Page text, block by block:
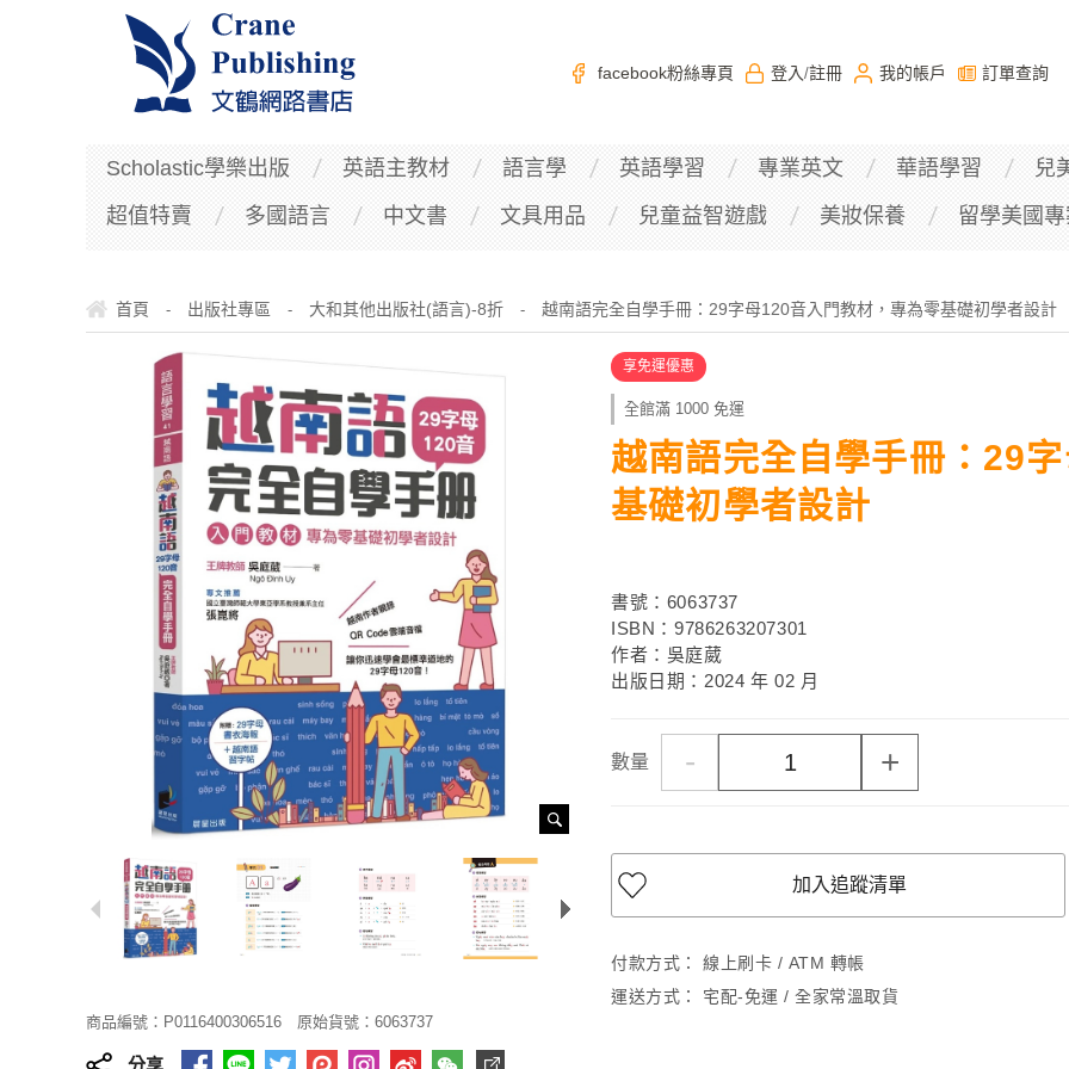
facebook粉絲專頁 登入 /註冊 我的帳戶 訂單查詢
Scholastic學樂出版 英語主教材 語言學 英語學習 專業英文 華語學習
兒
超值特賣
多國語言 中文書 文具用品 兒童益智遊戲 美妝保養 留學美國
首頁 - 出版社專區 - 大和其他出版社(語言)-8折 - 越南語完全自學手冊：29字母120音入門教材，專為零基礎初學者設計
商品編號：P0116400306516 原始貨號：6063737
分享
享免運優惠
全館滿 1000 免運
越南語完全自學手冊：29
基礎初學者設計
書號：6063737
ISBN：9786263207301
作者：吳庭葳
出版日期：2024 年 02 月
數量 - +
加入追蹤清單
付款方式：
線上刷卡 / ATM 轉帳
運送方式：
宅配-免運 / 全家常溫取貨